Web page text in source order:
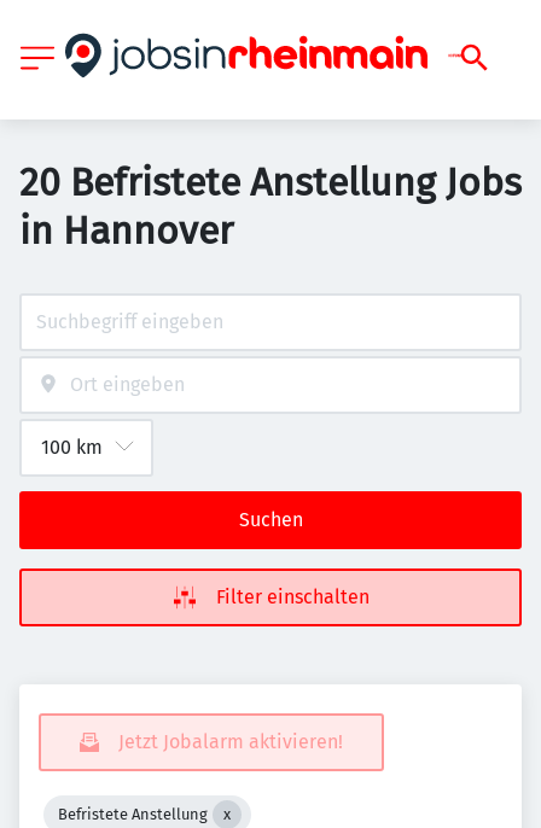
20 Befristete Anstellung Jobs
in Hannover
Suchen
Filter einschalten
Jetzt Jobalarm aktivieren!
Befristete Anstellung